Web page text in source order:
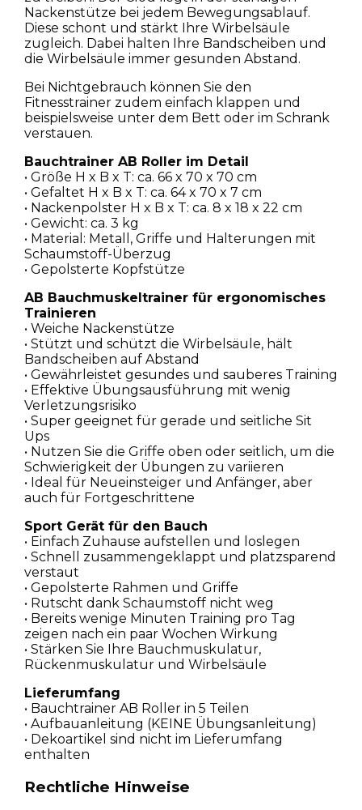
Nackenstütze bei jedem Bewegungsablauf.
Diese schont und stärkt Ihre Wirbelsäule
zugleich. Dabei halten Ihre Bandscheiben und
die Wirbelsäule immer gesunden Abstand.
Bei Nichtgebrauch können Sie den
Fitnesstrainer zudem einfach klappen und
beispielsweise unter dem Bett oder im Schrank
verstauen.
Bauchtrainer AB Roller im Detail
• Größe H x B x T: ca. 66 x 70 x 70 cm
• Gefaltet H x B x T: ca. 64 x 70 x 7 cm
• Nackenpolster H x B x T: ca. 8 x 18 x 22 cm
• Gewicht: ca. 3 kg
• Material: Metall, Griffe und Halterungen mit
Schaumstoff-Überzug
• Gepolsterte Kopfstütze
AB Bauchmuskeltrainer für ergonomisches
Trainieren
• Weiche Nackenstütze
• Stützt und schützt die Wirbelsäule, hält
Bandscheiben auf Abstand
• Gewährleistet gesundes und sauberes Training
• Effektive Übungsausführung mit wenig
Verletzungsrisiko
• Super geeignet für gerade und seitliche Sit
Ups
• Nutzen Sie die Griffe oben oder seitlich, um die
Schwierigkeit der Übungen zu variieren
• Ideal für Neueinsteiger und Anfänger, aber
auch für Fortgeschrittene
Sport Gerät für den Bauch
• Einfach Zuhause aufstellen und loslegen
• Schnell zusammengeklappt und platzsparend
verstaut
• Gepolsterte Rahmen und Griffe
• Rutscht dank Schaumstoff nicht weg
• Bereits wenige Minuten Training pro Tag
zeigen nach ein paar Wochen Wirkung
• Stärken Sie Ihre Bauchmuskulatur,
Rückenmuskulatur und Wirbelsäule
Lieferumfang
• Bauchtrainer AB Roller in 5 Teilen
• Aufbauanleitung (KEINE Übungsanleitung)
• Dekoartikel sind nicht im Lieferumfang
enthalten
Rechtliche Hinweise